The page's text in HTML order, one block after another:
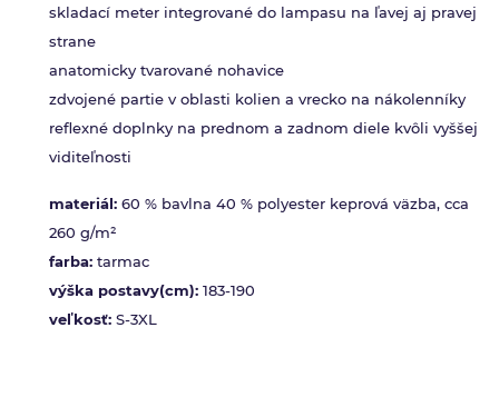
skladací meter integrované do lampasu na ľavej aj pravej
strane
anatomicky tvarované nohavice
zdvojené partie v oblasti kolien a vrecko na nákolenníky
reflexné doplnky na prednom a zadnom diele kvôli vyššej
viditeľnosti
materiál: 60 % bavlna 40 % polyester keprová väzba, cca
260 g/m²
farba: tarmac
výška postavy(cm): 183-190
veľkosť: S-3XL